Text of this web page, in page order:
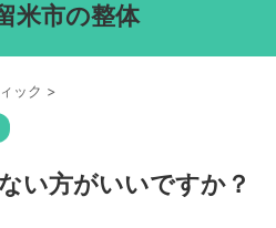
米市の整体
ック >
い方がいいですか？